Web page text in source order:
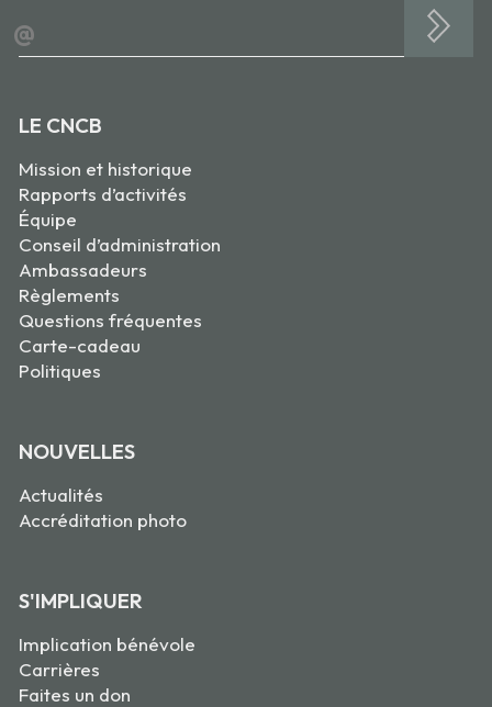
@
LE CNCB
Mission et historique
Rapports d’activités
Équipe
Conseil d’administration
Ambassadeurs
Règlements
Questions fréquentes
Carte-cadeau
Politiques
NOUVELLES
Actualités
Accréditation photo
S'IMPLIQUER
Implication bénévole
Carrières
Faites un don